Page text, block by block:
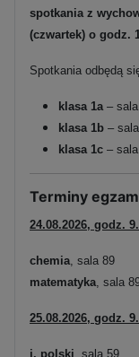
spotkania z
(czwartek) o godz.
Spotkania odbędą
klasa 1a– sala
klasa 1b – sala
klasa 1c – sala
Terminy
24.08.2026, godz.
chemia, sala 89
matematyka, sala
25.08.2026, godz.
j. polski, sala 59